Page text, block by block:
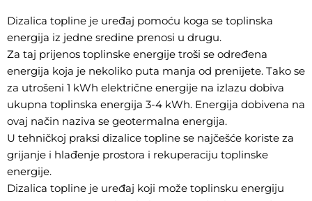
Dizalica topline je uređaj pomoću koga se toplinska
energija iz jedne sredine prenosi u drugu.
Za taj prijenos toplinske energije troši se određena
energija koja je nekoliko puta manja od prenijete. Tako se
za utrošeni 1 kWh električne energije na izlazu dobiva
ukupna toplinska energija 3-4 kWh. Energija dobivena na
ovaj način naziva se geotermalna energija.
U tehničkoj praksi dizalice topline se najčešće koriste za
grijanje i hlađenje prostora i rekuperaciju toplinske
energije.
Dizalica topline je uređaj koji može toplinsku energiju